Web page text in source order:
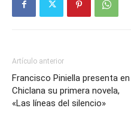
Artículo anterior
Francisco Piniella presenta en
Chiclana su primera novela,
«Las líneas del silencio»